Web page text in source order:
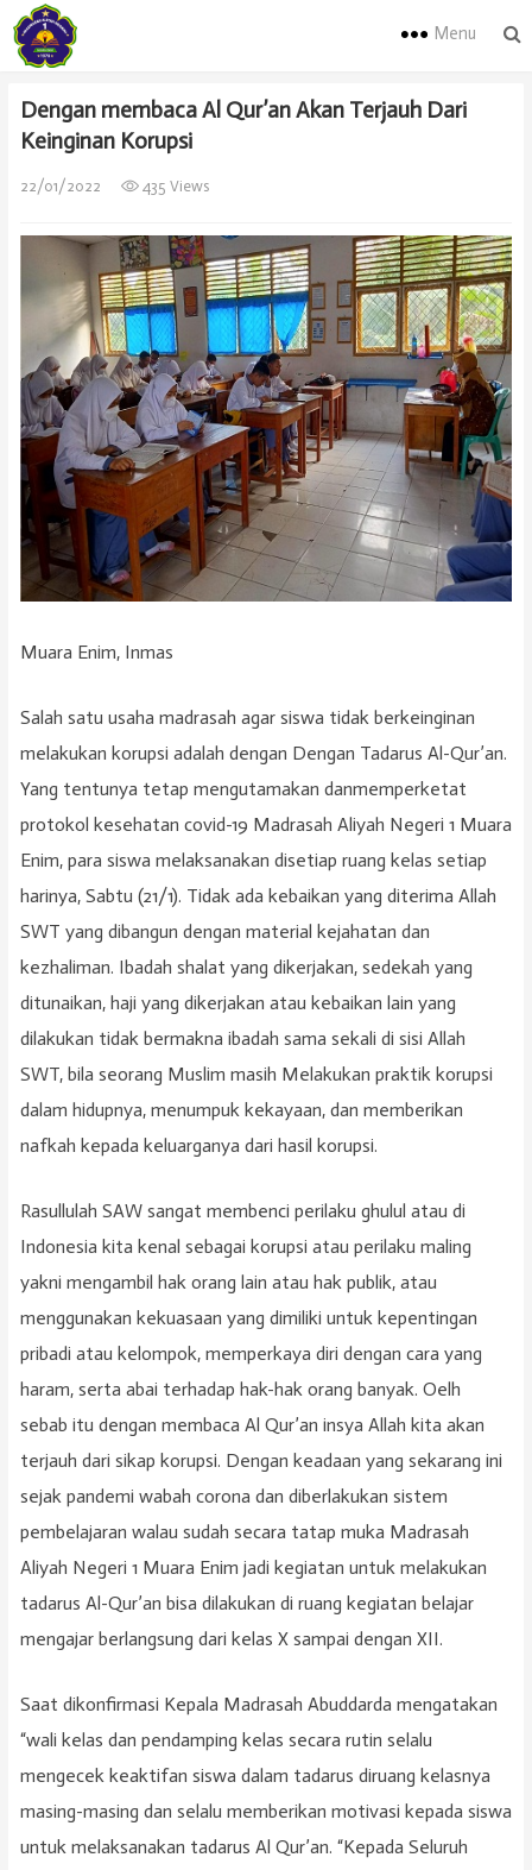
Menu
Dengan membaca Al Qur’an Akan Terjauh Dari
Keinginan Korupsi
22/01/2022 435 Views
Muara Enim, Inmas
Salah satu usaha madrasah agar siswa tidak berkeinginan
melakukan korupsi adalah dengan Dengan Tadarus Al-Qur’an.
Yang tentunya tetap mengutamakan danmemperketat
protokol kesehatan covid-19 Madrasah Aliyah Negeri 1 Muara
Enim, para siswa melaksanakan disetiap ruang kelas setiap
harinya, Sabtu (21/1). Tidak ada kebaikan yang diterima Allah
SWT yang dibangun dengan material kejahatan dan
kezhaliman. Ibadah shalat yang dikerjakan, sedekah yang
ditunaikan, haji yang dikerjakan atau kebaikan lain yang
dilakukan tidak bermakna ibadah sama sekali di sisi Allah
SWT, bila seorang Muslim masih Melakukan praktik korupsi
dalam hidupnya, menumpuk kekayaan, dan memberikan
nafkah kepada keluarganya dari hasil korupsi.
Rasullulah SAW sangat membenci perilaku ghulul atau di
Indonesia kita kenal sebagai korupsi atau perilaku maling
yakni mengambil hak orang lain atau hak publik, atau
menggunakan kekuasaan yang dimiliki untuk kepentingan
pribadi atau kelompok, memperkaya diri dengan cara yang
haram, serta abai terhadap hak-hak orang banyak. Oelh
sebab itu dengan membaca Al Qur’an insya Allah kita akan
terjauh dari sikap korupsi. Dengan keadaan yang sekarang ini
sejak pandemi wabah corona dan diberlakukan sistem
pembelajaran walau sudah secara tatap muka Madrasah
Aliyah Negeri 1 Muara Enim jadi kegiatan untuk melakukan
tadarus Al-Qur’an bisa dilakukan di ruang kegiatan belajar
mengajar berlangsung dari kelas X sampai dengan XII.
Saat dikonfirmasi Kepala Madrasah Abuddarda mengatakan
“wali kelas dan pendamping kelas secara rutin selalu
mengecek keaktifan siswa dalam tadarus diruang kelasnya
masing-masing dan selalu memberikan motivasi kepada siswa
untuk melaksanakan tadarus Al Qur’an. “Kepada Seluruh